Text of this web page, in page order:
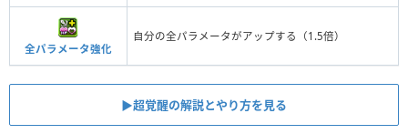
全パラメータ強化
自分の全パラメータがアップする（1.5倍）
▶︎超覚醒の解説とやり方を見る